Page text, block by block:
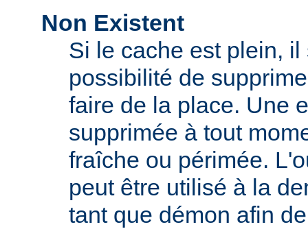
Non Existent
Si le cache est plein,
possibilité de
faire de la place. Une
supprimée à tout
fraîche ou périmée.
peut être utilisé à la
tant que démon afin